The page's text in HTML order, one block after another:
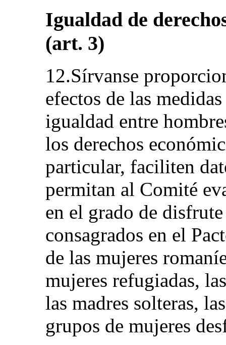
Igualdad de
(art. 3)
12.Sírvanse
efectos de las
igualdad entre
los derechos
particular, faciliten
permitan al Comité
en el grado de
consagrados en el
de las mujeres
mujeres refugiadas,
las madres solteras,
grupos de mujeres